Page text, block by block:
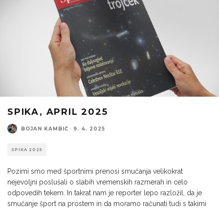
SPIKA, APRIL 2025
BOJAN KAMBIČ · 9. 4. 2025
SPIKA 2025
Pozimi smo med športnimi prenosi smučanja velikokrat
nejevoljni poslušali o slabih vremenskih razmerah in celo
odpovedih tekem. In takrat nam je reporter lepo razložil, da je
smučanje šport na prostem in da moramo računati tudi s takimi